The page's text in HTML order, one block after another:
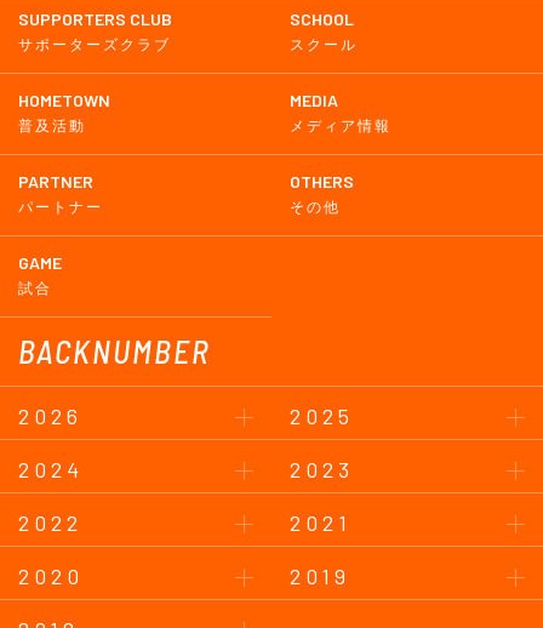
SUPPORTERS CLUB
サポーターズクラブ
SCHOOL
スクール
HOMETOWN
普及活動
MEDIA
メディア情報
PARTNER
パートナー
OTHERS
その他
GAME
試合
BACKNUMBER
2026
2025
2024
2023
2022
2021
2020
2019